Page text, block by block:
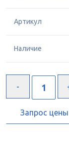
Артикул
Наличие
Запрос цены